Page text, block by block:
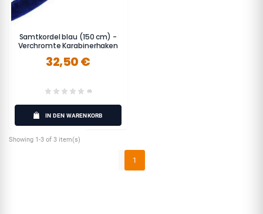
Samtkordel blau (150 cm) -
Verchromte Karabinerhaken
32,50 €
(0)
IN DEN WARENKORB
Showing 1-3 of 3 item(s)
1